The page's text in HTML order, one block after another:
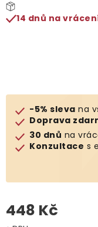
Gastro
14 dnů na
-5% sleva na
Doprava
30 dnů na
Konzultace s
448 Kč